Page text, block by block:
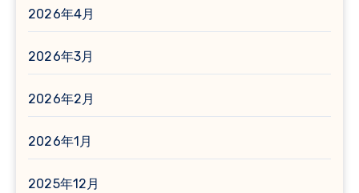
2026年4月
2026年3月
2026年2月
2026年1月
2025年12月